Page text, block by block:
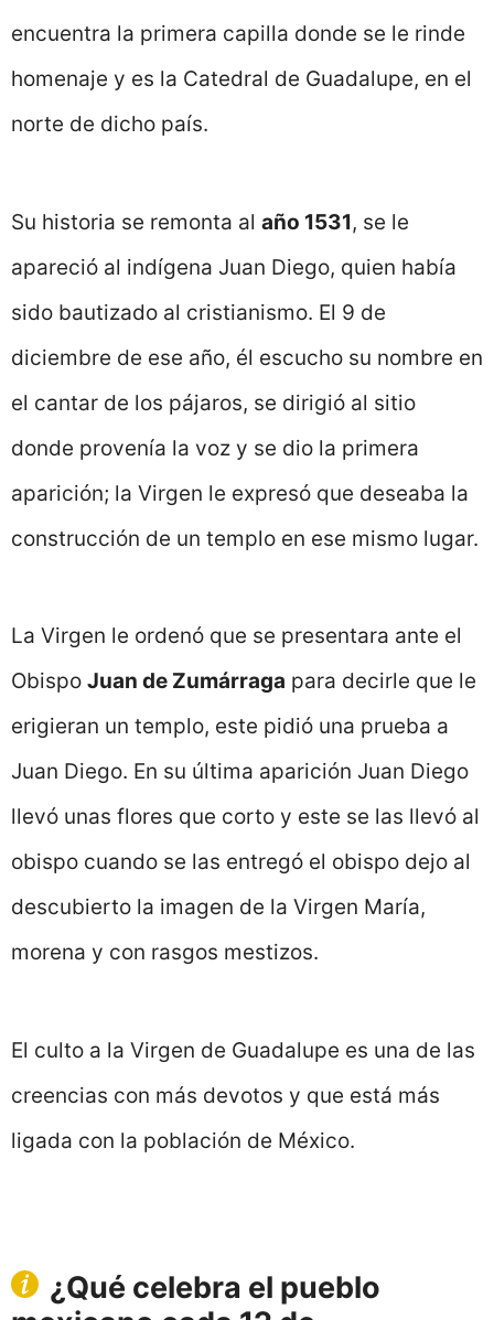
encuentra la primera capilla donde se le rinde
homenaje y es la Catedral de Guadalupe, en el
norte de dicho país.
Su historia se remonta al año 1531, se le
apareció al indígena Juan Diego, quien había
sido bautizado al cristianismo. El 9 de
diciembre de ese año, él escucho su nombre en
el cantar de los pájaros, se dirigió al sitio
donde provenía la voz y se dio la primera
aparición; la Virgen le expresó que deseaba la
construcción de un templo en ese mismo lugar.
La Virgen le ordenó que se presentara ante el
Obispo Juan de Zumárraga para decirle que le
erigieran un templo, este pidió una prueba a
Juan Diego. En su última aparición Juan Diego
llevó unas flores que corto y este se las llevó al
obispo cuando se las entregó el obispo dejo al
descubierto la imagen de la Virgen María,
morena y con rasgos mestizos.
El culto a la Virgen de Guadalupe es una de las
creencias con más devotos y que está más
ligada con la población de México.
¿Qué celebra el pueblo